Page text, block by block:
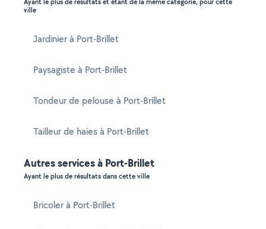
ville
Jardinier à Port-Brillet
Paysagiste à Port-Brillet
Tondeur de pelouse à Port-Brillet
Tailleur de haies à Port-Brillet
Autres services à Port-Brillet
Ayant le plus de résultats dans cette ville
Bricoler à Port-Brillet